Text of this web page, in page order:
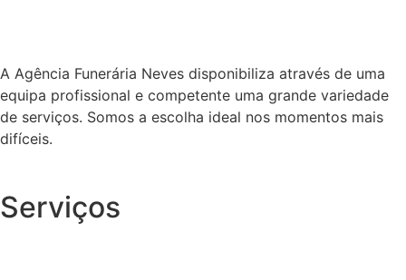
A Agência Funerária Neves disponibiliza através de uma
equipa profissional e competente uma grande variedade
de serviços. Somos a escolha ideal nos momentos mais
difíceis.
Serviços